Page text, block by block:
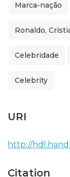
Marca-nação
Ronaldo,
Celebridade
Celebrity
URI
http://
Citation